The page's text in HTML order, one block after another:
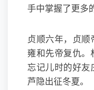
手中掌握了更多
贞顺六年，贞
雍和先帝复仇。
忘记儿时的好友
芦隐出征冬夏。